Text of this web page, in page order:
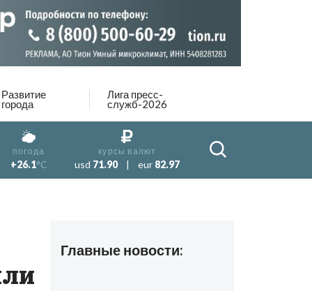
Развитие
города
Лига пресс-
служб-2026
погода
+26.1°C
курсы валют
usd 71.90 | eur 82.97
Главные новости: